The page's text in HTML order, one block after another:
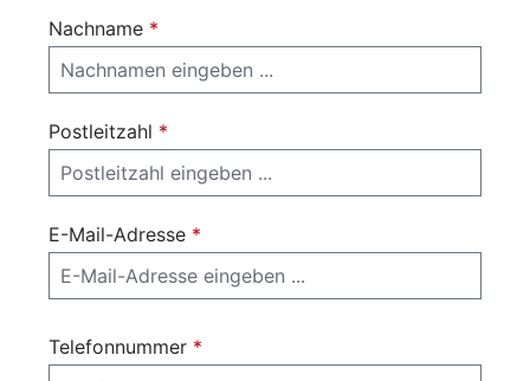
Nachname *
Postleitzahl *
E-Mail-Adresse *
Telefonnummer *